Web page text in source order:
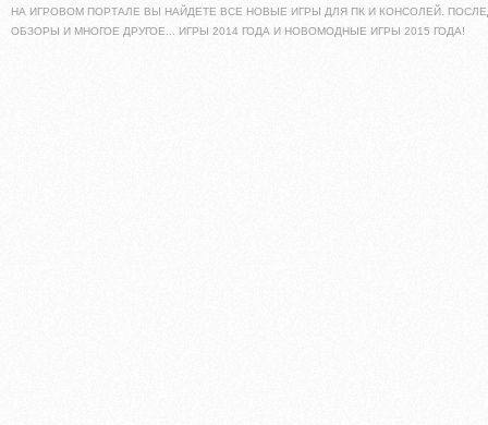
НА ИГРОВОМ ПОРТАЛЕ ВЫ НАЙДЕТЕ ВСЕ НОВЫЕ ИГРЫ ДЛЯ ПК И КОНСОЛЕЙ.
ОБЗОРЫ И МНОГОЕ ДРУГОЕ... ИГРЫ 2014 ГОДА И НОВОМОДНЫЕ ИГРЫ 2015 ГОДА!